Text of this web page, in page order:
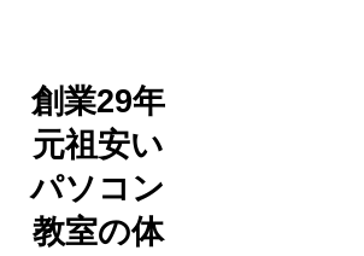
創業29年
元祖安い
パソコン
教室の体